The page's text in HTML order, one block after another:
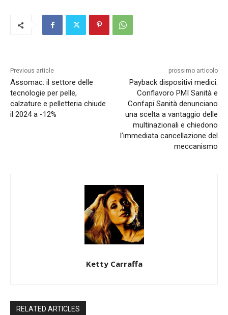
Previous article
Assomac: il settore delle
tecnologie per pelle,
calzature e pelletteria chiude
il 2024 a -12%
prossimo articolo
Payback dispositivi medici.
Conflavoro PMI Sanità e
Confapi Sanità denunciano
una scelta a vantaggio delle
multinazionali e chiedono
l’immediata cancellazione del
meccanismo
Ketty Carraffa
RELATED ARTICLES